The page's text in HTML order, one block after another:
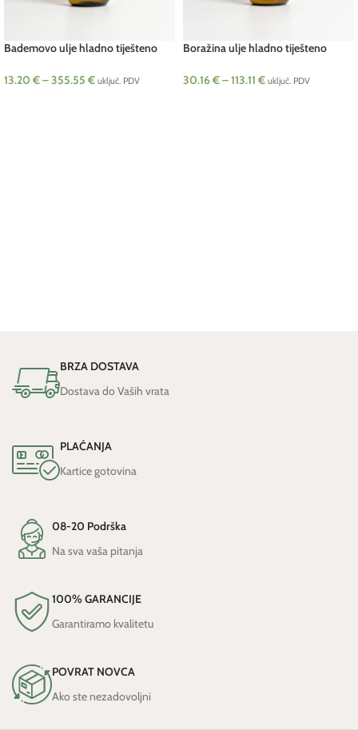
Bademovo ulje hladno tiješteno
13.20 €–355.55 € uključ. PDV
Boražina ulje hladno tiješteno
30.16€–113.11 € uključ. PDV
BRZA DOSTAVA
Dostava do Vaših vrata
PLAĆANJA
Kartice gotovina
08-20 Podrška
Na sva vaša pitanja
100% GARANCIJE
Garantiramo kvalitetu
POVRAT NOVCA
Ako ste nezadovoljni